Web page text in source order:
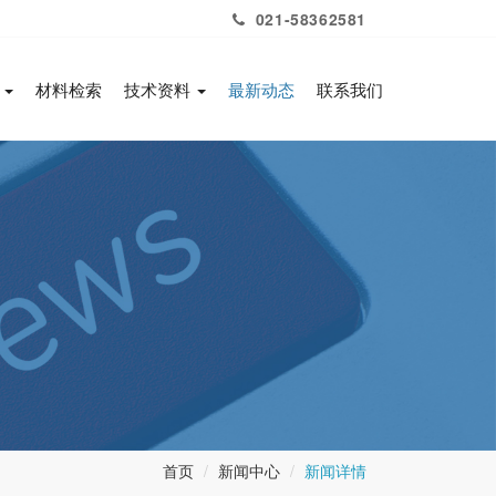
021-58362581
材料检索 技术资料 最新动态 联系我们
首页 新闻中心 新闻详情